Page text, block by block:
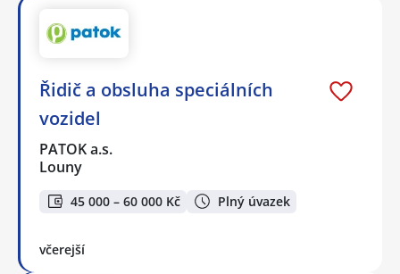
Řidič a obsluha speciálních
vozidel
PATOK a.s.
Louny
45 000 – 60 000 Kč Plný úvazek
včerejší